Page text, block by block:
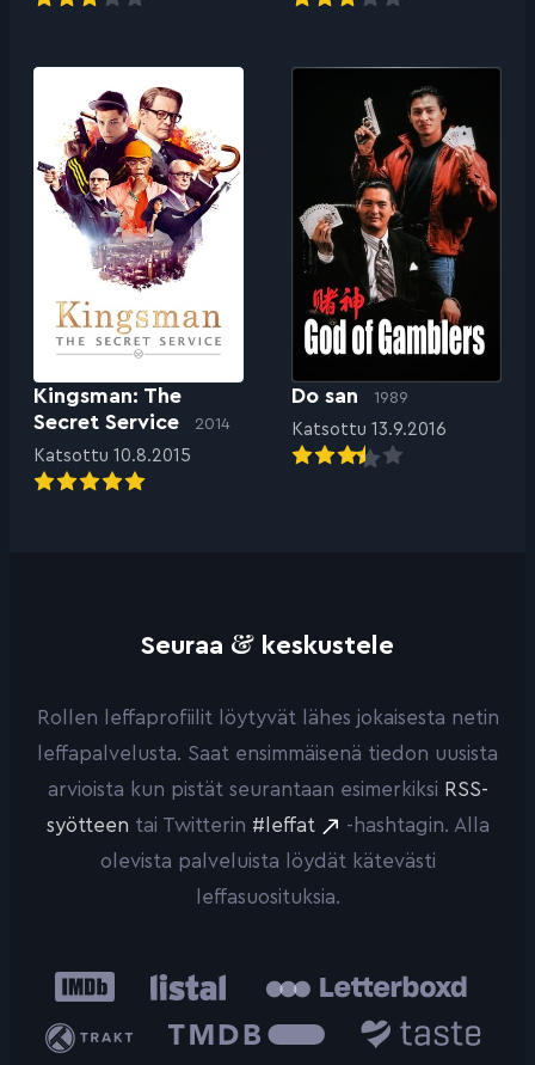
Kingsman: The
Secret Service
2014
Katsottu 10.8.2015
Do san 1989
Katsottu 13.9.2016
Seuraa & keskustele
Rollen leffaprofiilit löytyvät lähes jokaisesta netin
leffapalvelusta. Saat ensimmäisenä tiedon uusista
arvioista kun pistät seurantaan esimerkiksi RSS-
syötteen tai Twitterin #leffat
-hashtagin. Alla
olevista palveluista löydät kätevästi
leffasuosituksia.
IMDb Listal
Trakt